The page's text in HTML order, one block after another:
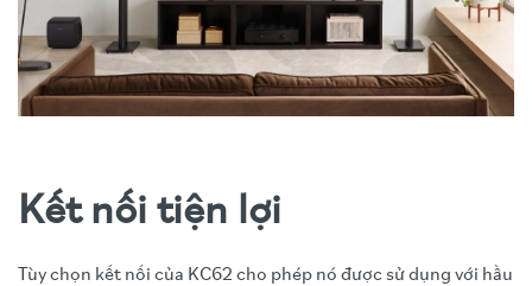
Kết nối tiện lợi
Tùy chọn kết nối của KC62 cho phép nó được sử dụng với hầu